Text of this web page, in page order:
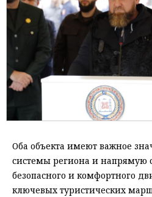
Оба объекта имеют важное
системы региона и напрямую
безопасного и комфортного
ключевых туристических